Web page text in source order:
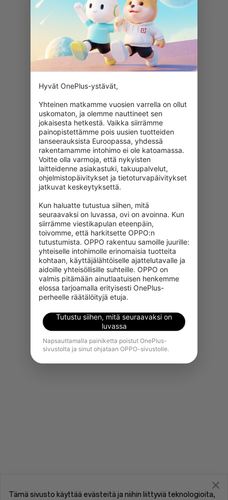
Valitettavasti tämä tuote ei ole
juuri nyt ostettavissa alueellasi.
Hyvät OnePlus-ystävät,
Yhteinen matkamme vuosien varrella on ollut
uskomaton, ja olemme nauttineet sen
jokaisesta hetkestä. Vaikka siirrämme
painopistettämme pois uusien tuotteiden
lanseerauksista Euroopassa, yhdessä
rakentamamme intohimo ei ole katoamassa.
Voitte olla varmoja, että nykyisten
laitteidenne asiakastuki, takuupalvelut,
ohjelmistopäivitykset ja tietoturvapäivitykset
jatkuvat keskeytyksettä.
Kun haluatte tutustua siihen, mitä
seuraavaksi on luvassa, ovi on avoinna. Kun
siirrämme viestikapulan eteenpäin,
toivomme, että harkitsette OPPO:n
tutustumista. OPPO rakentuu samoille juurille:
yhteiselle intohimolle erinomaisia tuotteita
kohtaan, käyttäjälähtöiselle ajattelutavalle ja
aidoille yhteisöllisille suhteille. OPPO on
valmis pitämään ainutlaatuisen henkemme
elossa tarjoamalla erityisesti OnePlus-
perheelle räätälöityjä etuja.
Tutustu siihen, mitä seuraavaksi on
luvassa
Napsauttamalla painiketta poistut OnePlus-
sivustolta ja sinut ohjataan OPPO-sivustolle.
Tämä sivusto käyttää evästeitä ja niihin liittyviä teknologioita,